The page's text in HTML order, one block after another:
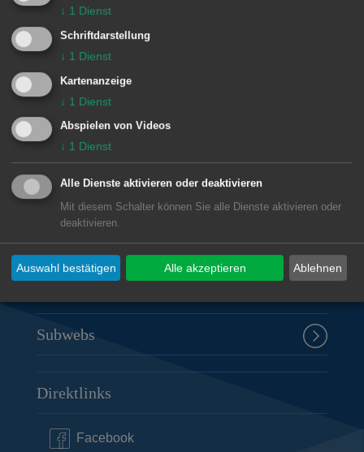
© Stadt Aalen, 27.05.2015
Unsere Anschrift
Rathaus Aalen
Marktplatz 30
73430Aalen
07361 52-0
presseamt@aalen.de
Öffnungszeiten Rathaus Aalen
Subwebs
Direktlinks
Facebook
↓ 1 Dienst
Schriftdarstellung
↓ 1 Dienst
Kartenanzeige
↓ 1 Dienst
Abspielen von Videos
↓ 1 Dienst
Alle Dienste aktivieren oder deaktivieren
Mit diesem Schalter können Sie alle Dienste aktivieren oder
deaktivieren.
Ablehnen
Auswahl bestätigen Alle akzeptieren